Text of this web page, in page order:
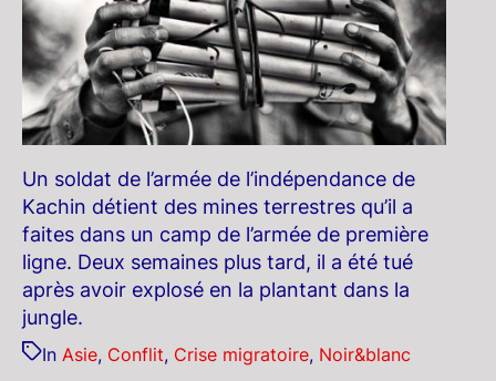
Un soldat de l’armée de l’indépendance de
Kachin détient des mines terrestres qu’il a
faites dans un camp de l’armée de première
ligne. Deux semaines plus tard, il a été tué
après avoir explosé en la plantant dans la
jungle.
In Asie, Conflit, Crise migratoire, Noir&blanc